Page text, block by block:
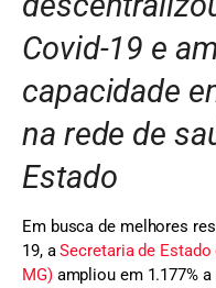
Covid-19 e
capacidade
na rede de
Estado
Em busca de melhores
19, aSecretaria de Estado
MG)ampliou em 1.177%